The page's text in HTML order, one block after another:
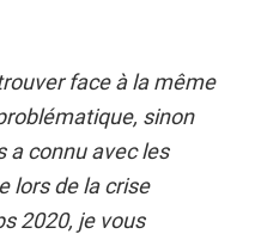
face à la même
sinon
a connu avec les
lors de la crise
2020, je vous